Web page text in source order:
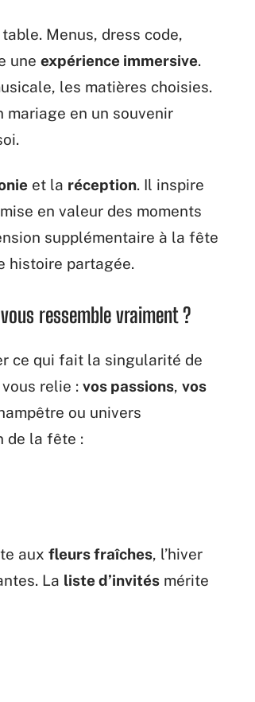
Menus, dress code,
une expérience immersive.
les matières choisies.
en un souvenir
et la réception. Il inspire
en valeur des moments
supplémentaire à la fête
histoire partagée.
ressemble vraiment ?
ce qui fait la singularité de
relie : vos passions, vos
ou univers
de la fête :
aux fleurs fraîches, l’hiver
La liste d’invités mérite